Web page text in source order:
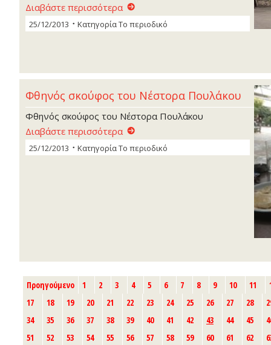
Διαβάστε περισσότερα
25/12/2013 ΚατηγορίαΤο περιοδικό
Φθηνός σκούφος του Νέστορα Πουλάκου
Φθηνός σκούφος του Νέστορα Πουλάκου
Διαβάστε περισσότερα
25/12/2013 ΚατηγορίαΤο περιοδικό
Προηγούμενο 1 2 3 4 5 6 7 8 9 10 11
17
18 19 20 21 22 23 24 25 26 27 28
34
35 36 37 38 39 40 41 42 43 44 45
51
52 53 54 55 56 57 58 59 60 61 62